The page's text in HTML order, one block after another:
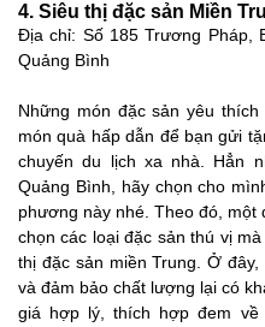
4. Siêu thị đặc sản Miền
Địa chỉ: Số 185 Trương Pháp,
Quảng Bình
Những món đặc sản yêu
món quà hấp dẫn để bạn gửi
chuyến du lịch xa nhà. Hẳn
Quảng Bình, hãy chọn cho
phương này nhé. Theo đó, một
chọn các loại đặc sản thú vị
thị đặc sản miền Trung. Ở
và đảm bảo chất lượng lại có
giá hợp lý, thích hợp đem về